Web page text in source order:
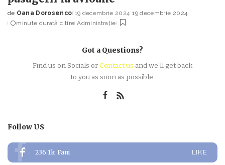
Posted
by
de Oana Dorosenco 19 decembrie 2024 19 decembrie 2024
minute durată citire Administrație
Got a Questions?
Find us on Socials orContact us and we’ll get back
to you as soon as possible.
Follow US
236.1k Fani LIKE